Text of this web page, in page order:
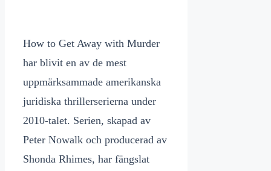
How to Get Away with Murder
har blivit en av de mest
uppmärksammade amerikanska
juridiska thrillerserierna under
2010-talet. Serien, skapad av
Peter Nowalk och producerad av
Shonda Rhimes, har fängslat